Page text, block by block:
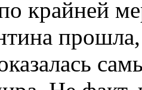
крайней